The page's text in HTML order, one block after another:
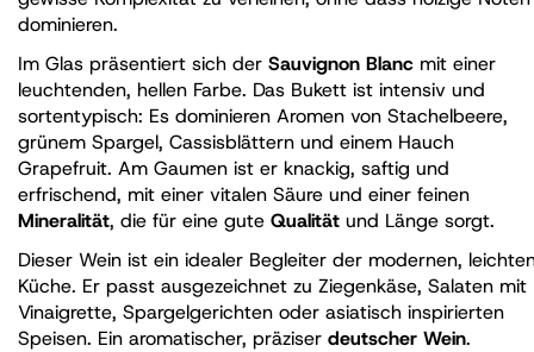
dominieren.
Im Glas präsentiert sich der Sauvignon Blanc mit einer
leuchtenden, hellen Farbe. Das Bukett ist intensiv und
sortentypisch: Es dominieren Aromen von Stachelbeere,
grünem Spargel, Cassisblättern und einem Hauch
Grapefruit. Am Gaumen ist er knackig, saftig und
erfrischend, mit einer vitalen Säure und einer feinen
Mineralität, die für eine gute Qualität und Länge sorgt.
Dieser Wein ist ein idealer Begleiter der modernen,
Küche. Er passt ausgezeichnet zu Ziegenkäse, Salaten mit
Vinaigrette, Spargelgerichten oder asiatisch inspirierten
Speisen. Ein aromatischer, präziser deutscher Wein.